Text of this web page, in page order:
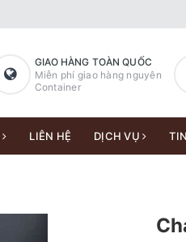
GIAO HÀNG TOÀN QUỐC
Miễn phí giao hàng nguyên
Container
LIÊN HỆ DỊCH VỤ